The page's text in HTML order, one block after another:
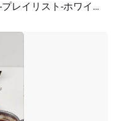
AI再生成 ai-lofi-コーヒー-リラックス音楽-プレイリスト-ホワイトノイズ-YouTubeチャンネル紹介